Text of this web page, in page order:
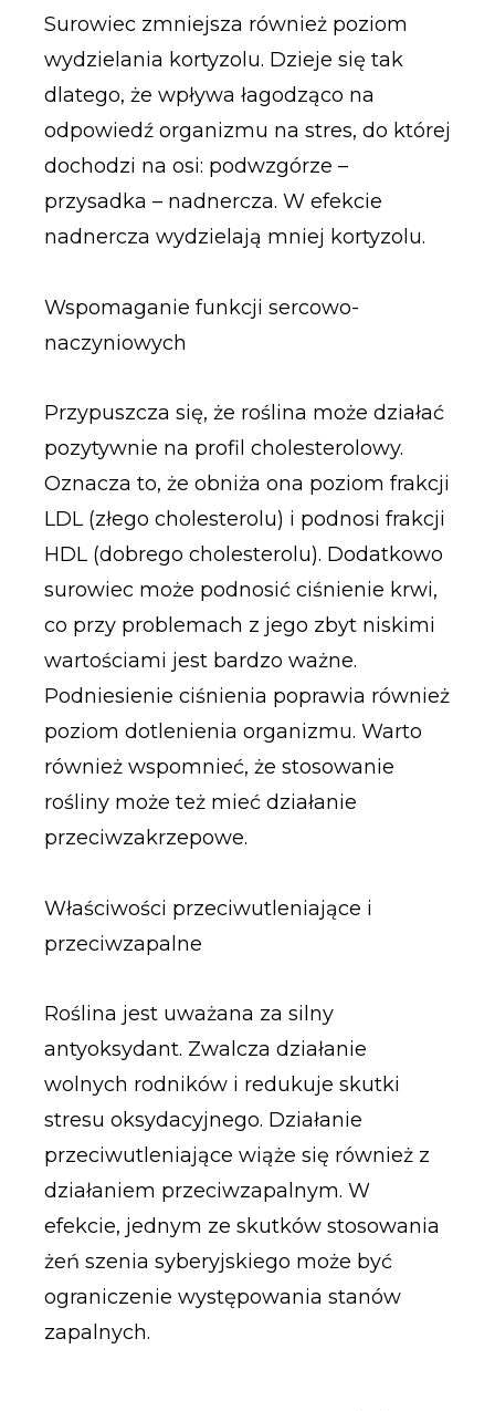
Surowiec zmniejsza również poziom
wydzielania kortyzolu. Dzieje się tak
dlatego, że wpływa łagodząco na
odpowiedź organizmu na stres, do której
dochodzi na osi: podwzgórze –
przysadka – nadnercza. W efekcie
nadnercza wydzielają mniej kortyzolu.
Wspomaganie funkcji sercowo-
naczyniowych
Przypuszcza się, że roślina może działać
pozytywnie na profil cholesterolowy.
Oznacza to, że obniża ona poziom frakcji
LDL (złego cholesterolu) i podnosi frakcji
HDL (dobrego cholesterolu). Dodatkowo
surowiec może podnosić ciśnienie krwi,
co przy problemach z jego zbyt niskimi
wartościami jest bardzo ważne.
Podniesienie ciśnienia poprawia również
poziom dotlenienia organizmu. Warto
również wspomnieć, że stosowanie
rośliny może też mieć działanie
przeciwzakrzepowe.
Właściwości przeciwutleniające i
przeciwzapalne
Roślina jest uważana za silny
antyoksydant. Zwalcza działanie
wolnych rodników i redukuje skutki
stresu oksydacyjnego. Działanie
przeciwutleniające wiąże się również z
działaniem przeciwzapalnym. W
efekcie, jednym ze skutków stosowania
żeń szenia syberyjskiego może być
ograniczenie występowania stanów
zapalnych.